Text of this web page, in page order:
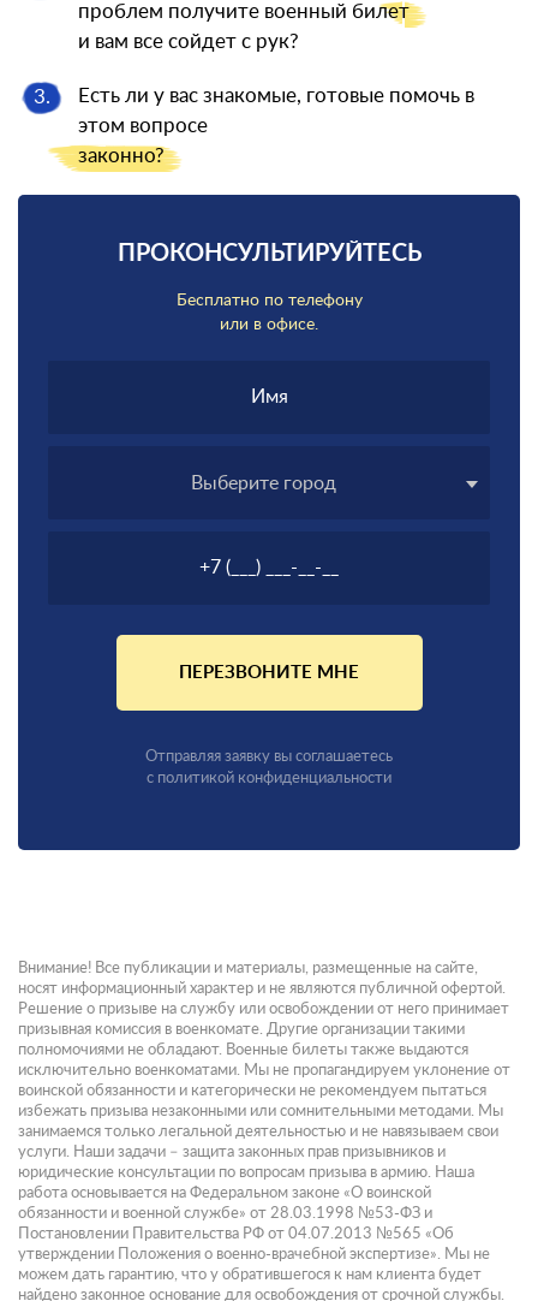
проблем получите военный билет
и вам все сойдет с рук?
3.
Есть ли у вас знакомые, готовые помочь в
этом вопросе
законно?
ПРОКОНСУЛЬТИРУЙТЕСЬ
Бесплатно по телефону
или в офисе.
Выберите город
ПЕРЕЗВОНИТЕ МНЕ
Отправляя заявку вы соглашаетесь
с политикой конфиденциальности
Внимание! Все публикации и материалы, размещенные на сайте,
носят информационный характер и не являются публичной офертой.
Решение о призыве на службу или освобождении от него принимает
призывная комиссия в военкомате. Другие организации такими
полномочиями не обладают. Военные билеты также выдаются
исключительно военкоматами. Мы не пропагандируем уклонение от
воинской обязанности и категорически не рекомендуем пытаться
избежать призыва незаконными или сомнительными методами. Мы
занимаемся только легальной деятельностью и не навязываем свои
услуги. Наши задачи – защита законных прав призывников и
юридические консультации по вопросам призыва в армию. Наша
работа основывается на Федеральном законе «О воинской
обязанности и военной службе» от 28.03.1998 №53-ФЗ и
Постановлении Правительства РФ от 04.07.2013 №565 «Об
утверждении Положения о военно-врачебной экспертизе». Мы не
можем дать гарантию, что у обратившегося к нам клиента будет
найдено законное основание для освобождения от срочной службы.